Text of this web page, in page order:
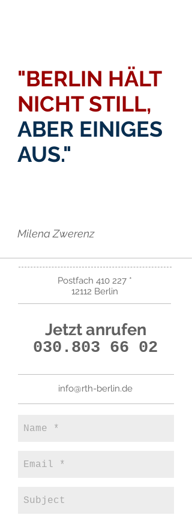
"BERLIN HÄLT
NICHT STILL,
ABER EINIGES
AUS."
Milena Zwerenz
Postfach 410 227 *
12112 Berlin
Jetzt anrufen
030.803 66 02
info@rth-berlin.de